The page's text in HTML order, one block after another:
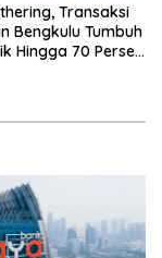
Transaksi
Bengkulu Tumbuh
Hingga 70 Persen